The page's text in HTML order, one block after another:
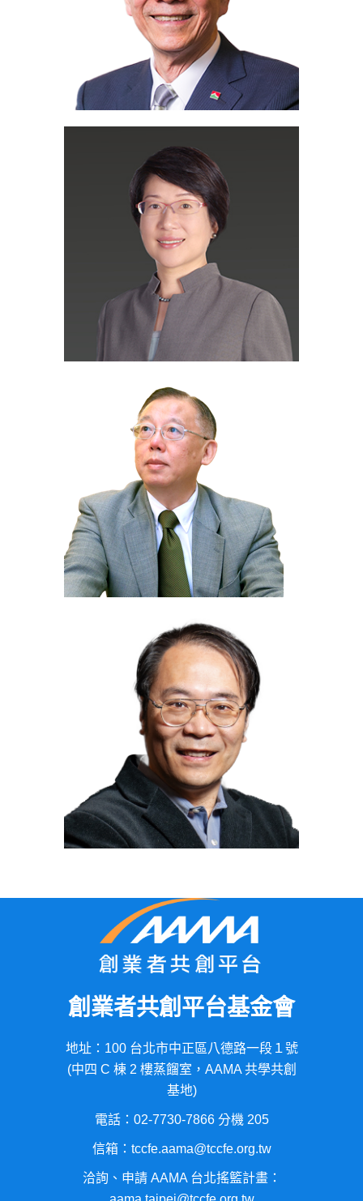
創業者共創平台基金會
地址：100 台北市中正區八德路一段１號
(中四 C 棟 2 樓蒸餾室，AAMA 共學共創
基地)
電話：02-7730-7866 分機 205
信箱：tccfe.aama@tccfe.org.tw
洽詢、申請 AAMA 台北搖籃計畫：